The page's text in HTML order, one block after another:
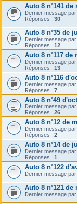
Auto 8 n°141 de
Dernier message par
Réponses : 30
Auto 8 n°35 de
Dernier message par
Réponses : 12
Auto 8 n°117 de
Dernier message par
Réponses : 13
Auto 8 n°116
Dernier message par
Réponses : 7
Auto 8 n°49
Dernier message par
Réponses : 26
Auto 8 n°12 de
Dernier message par
Réponses : 2
Auto 8 n°14 de
Dernier message par
Réponses : 1
Auto 8 n°122
Dernier message par
Auto 8 n°121 de
Dernier message par